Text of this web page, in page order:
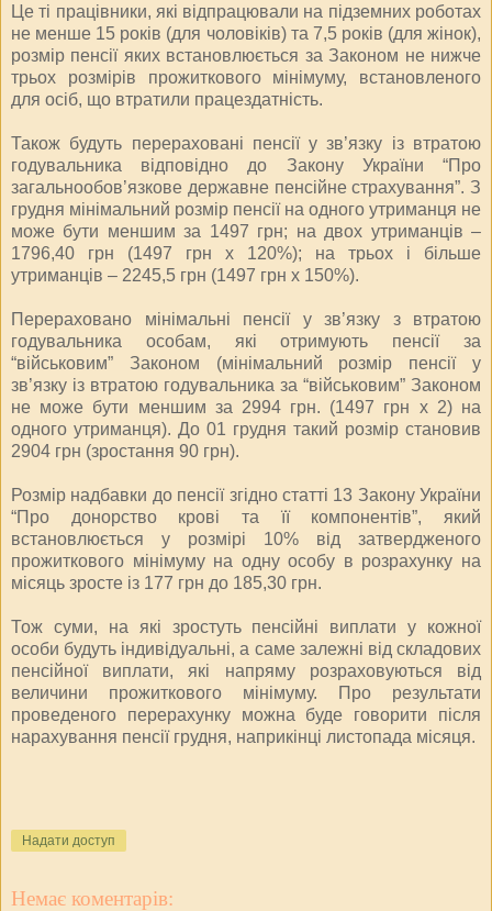
Це ті працівники, які відпрацювали на підземних роботах
не менше 15 років (для чоловіків) та 7,5 років (для жінок),
розмір пенсії яких встановлюється за Законом не нижче
трьох розмірів прожиткового мінімуму, встановленого
для осіб, що втратили працездатність.
Також будуть перераховані пенсії у зв’язку із втратою
годувальника відповідно до Закону України “Про
загальнообов’язкове державне пенсійне страхування”. З
грудня мінімальний розмір пенсії на одного утриманця не
може бути меншим за 1497 грн; на двох утриманців –
1796,40 грн (1497 грн х 120%); на трьох і більше
утриманців – 2245,5 грн (1497 грн х 150%).
Перераховано мінімальні пенсії у зв’язку з втратою
годувальника особам, які отримують пенсії за
“військовим” Законом (мінімальний розмір пенсії у
зв’язку із втратою годувальника за “військовим” Законом
не може бути меншим за 2994 грн. (1497 грн х 2) на
одного утриманця). До 01 грудня такий розмір становив
2904 грн (зростання 90 грн).
Розмір надбавки до пенсії згідно статті 13 Закону України
“Про донорство крові та її компонентів”, який
встановлюється у розмірі 10% від затвердженого
прожиткового мінімуму на одну особу в розрахунку на
місяць зросте із 177 грн до 185,30 грн.
Тож суми, на які зростуть пенсійні виплати у кожної
особи будуть індивідуальні, а саме залежні від складових
пенсійної виплати, які напряму розраховуються від
величини прожиткового мінімуму. Про результати
проведеного перерахунку можна буде говорити після
нарахування пенсії грудня, наприкінці листопада місяця.
Надати доступ
Немає коментарів: